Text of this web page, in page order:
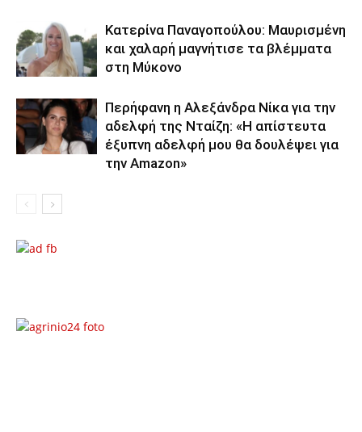
Κατερίνα Παναγοπούλου: Μαυρισμένη
και χαλαρή μαγνήτισε τα βλέμματα
στη Μύκονο
Περήφανη η Αλεξάνδρα Νίκα για την
αδελφή της Νταίζη: «Η απίστευτα
έξυπνη αδελφή μου θα δουλέψει για
την Amazon»